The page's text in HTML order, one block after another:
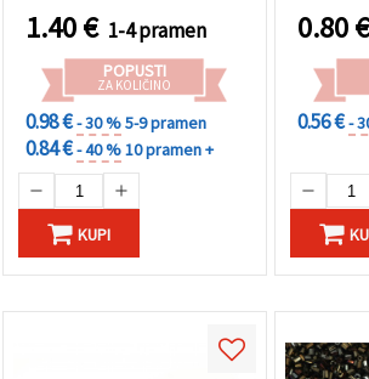
nakit, modne dodatke in
DIY ustvarjanje
1.40€ 1-4 pramen
POPUSTI
ZA KOLIČINO
0.98 €- 30 %5-9 pramen
0.84 €- 40 %10 pramen +
KUPI
0.80€
0.56 €-